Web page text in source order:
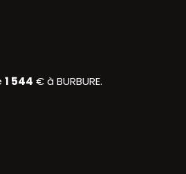
1 544 € à BURBURE.